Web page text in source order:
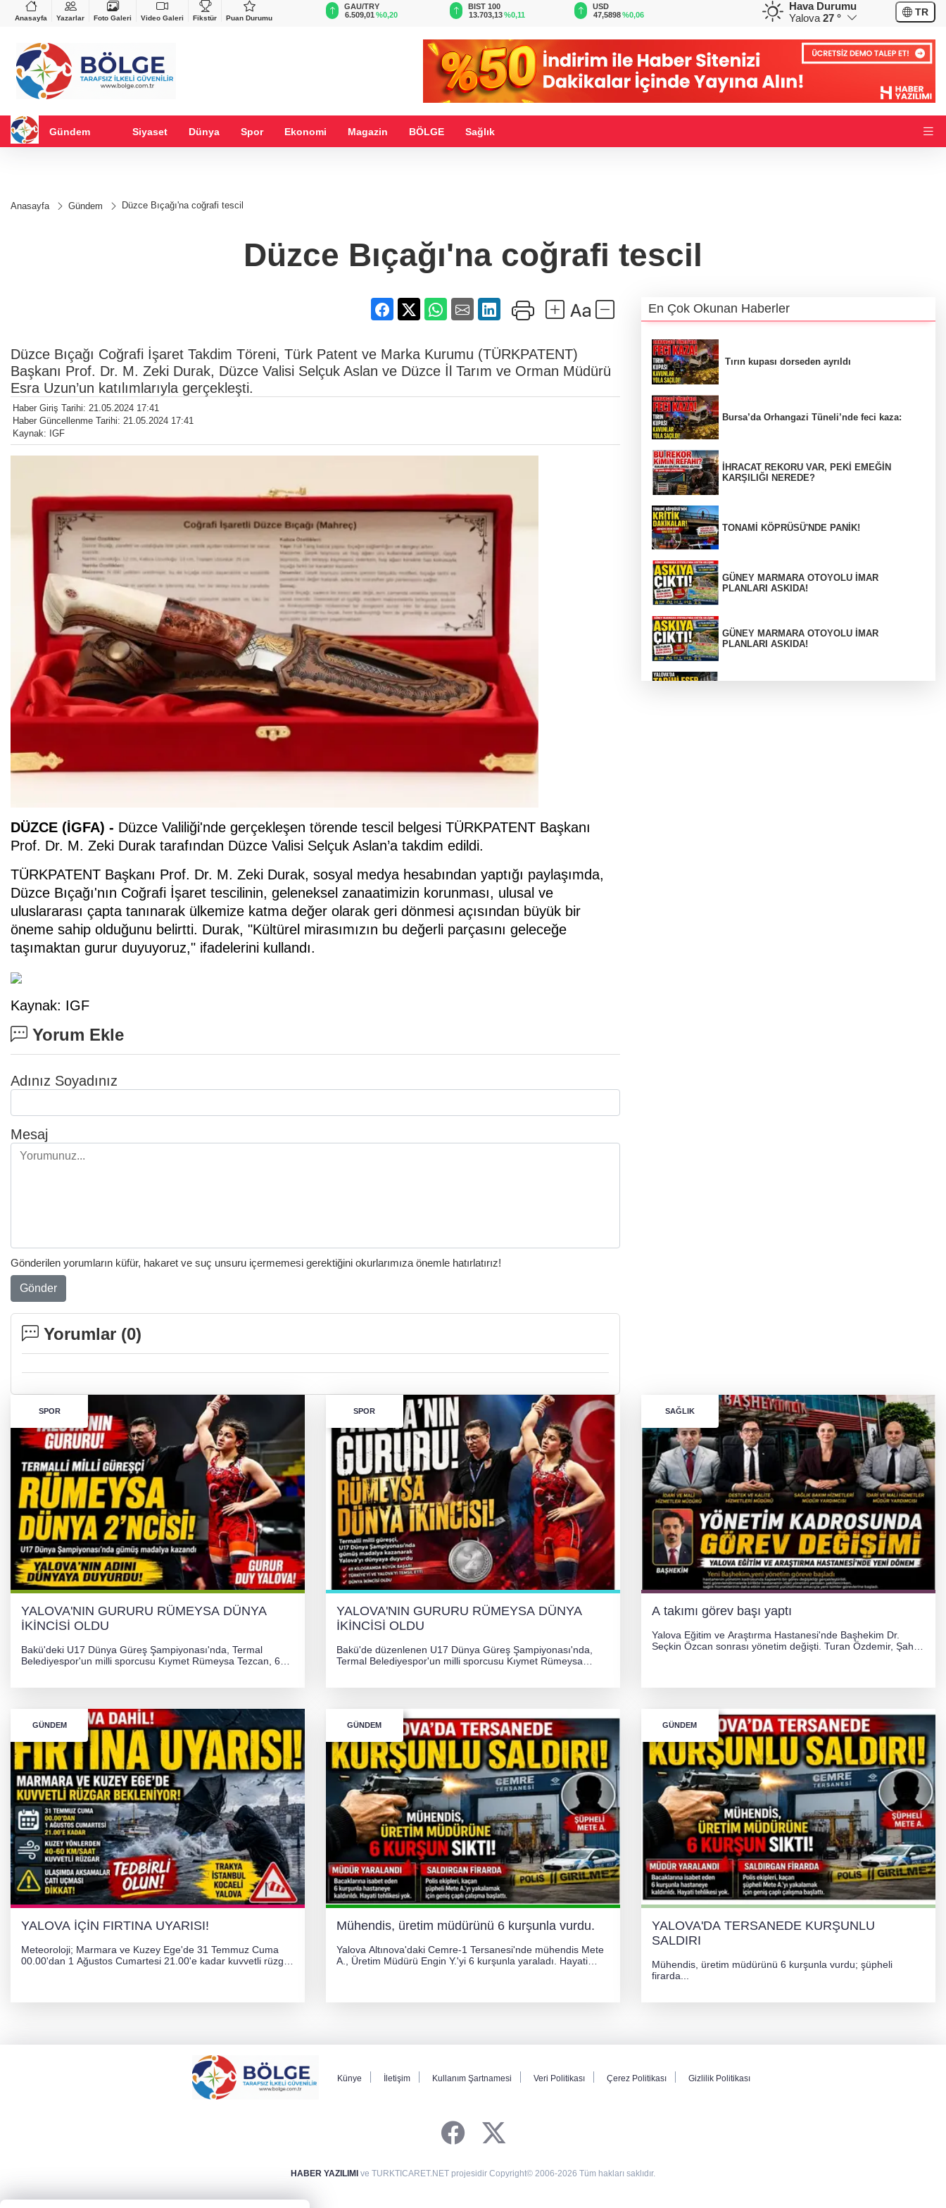
Anasayfa Yazarlar Foto Galeri Video Galeri Fikstür Puan Durumu
%0,37
VND
0,0018
%0,14
GAU/TRY
6.509,01%0,20
BIST 100
13.703,13%0,11
USD
47,5898%0,06
EUR
55,0671 %0,12 %0,16
CHF
58,8721
Hava Durumu
Yalova 27 ° TR
Gündem Siyaset Dünya Spor Ekonomi Magazin BÖLGE Sağlık
Anasayfa Gündem Düzce Bıçağı'na coğrafi tescil
Düzce Bıçağı'na coğrafi tescil
Düzce Bıçağı Coğrafi İşaret Takdim Töreni, Türk Patent ve Marka Kurumu (TÜRKPATENT)
Başkanı Prof. Dr. M. Zeki Durak, Düzce Valisi Selçuk Aslan ve Düzce İl Tarım ve Orman Müdürü
Esra Uzun’un katılımlarıyla gerçekleşti.
Haber Giriş Tarihi: 21.05.2024 17:41
Haber Güncellenme Tarihi: 21.05.2024 17:41
Kaynak: IGF
DÜZCE (İGFA) - Düzce Valiliği'nde gerçekleşen törende tescil belgesi TÜRKPATENT Başkanı
Prof. Dr. M. Zeki Durak tarafından Düzce Valisi Selçuk Aslan’a takdim edildi.
TÜRKPATENT Başkanı Prof. Dr. M. Zeki Durak, sosyal medya hesabından yaptığı paylaşımda,
Düzce Bıçağı'nın Coğrafi İşaret tescilinin, geleneksel zanaatimizin korunması, ulusal ve
uluslararası çapta tanınarak ülkemize katma değer olarak geri dönmesi açısından büyük bir
öneme sahip olduğunu belirtti. Durak, "Kültürel mirasımızın bu değerli parçasını geleceğe
taşımaktan gurur duyuyoruz," ifadelerini kullandı.
Kaynak: IGF
Yorum Ekle
Adınız Soyadınız
Mesaj
Gönderilen yorumların küfür, hakaret ve suç unsuru içermemesi gerektiğini okurlarımıza önemle hatırlatırız!
Gönder
Yorumlar (0)
En Çok Okunan Haberler
Tırın kupası dorseden ayrıldı
Bursa’da Orhangazi Tüneli’nde feci kaza:
İHRACAT REKORU VAR, PEKİ EMEĞİN
KARŞILIĞI NEREDE?
TONAMİ KÖPRÜSÜ'NDE PANİK!
GÜNEY MARMARA OTOYOLU İMAR
PLANLARI ASKIDA!
GÜNEY MARMARA OTOYOLU İMAR
PLANLARI ASKIDA!
SPOR
YALOVA'NIN GURURU RÜMEYSA DÜNYA
İKİNCİSİ OLDU
Bakü'deki U17 Dünya Güreş Şampiyonası'nda, Termal
Belediyespor'un milli sporcusu Kıymet Rümeysa Tezcan, 69
SPOR
YALOVA'NIN GURURU RÜMEYSA DÜNYA
İKİNCİSİ OLDU
Bakü'de düzenlenen U17 Dünya Güreş Şampiyonası'nda,
Termal Belediyespor'un milli sporcusu Kıymet Rümeysa
SAĞLIK
A takımı görev başı yaptı
Yalova Eğitim ve Araştırma Hastanesi'nde Başhekim Dr.
Seçkin Özcan sonrası yönetim değişti. Turan Özdemir, Şahin
GÜNDEM
YALOVA İÇİN FIRTINA UYARISI!
Meteoroloji; Marmara ve Kuzey Ege'de 31 Temmuz Cuma
00.00'dan 1 Ağustos Cumartesi 21.00'e kadar kuvvetli rüzgar
GÜNDEM
Mühendis, üretim müdürünü 6 kurşunla vurdu.
Yalova Altınova'daki Cemre-1 Tersanesi'nde mühendis Mete
A., Üretim Müdürü Engin Y.'yi 6 kurşunla yaraladı. Hayati
GÜNDEM
YALOVA'DA TERSANEDE KURŞUNLU
SALDIRI
Mühendis, üretim müdürünü 6 kurşunla vurdu; şüpheli
firarda...
Künye İletişim Kullanım Şartnamesi Veri Politikası Çerez Politikası Gizlilik Politikası
HABER YAZILIMI ve TURKTICARET.NET projesidir Copyright© 2006-2026 Tüm hakları saklıdır.